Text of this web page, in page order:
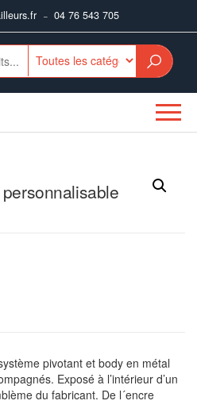
– 04 76 543 705
pivotant et body en métal
Exposé à l’intérieur d’un
du fabricant. De l´encre